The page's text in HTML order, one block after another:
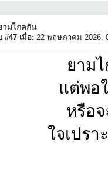
ามไกลกัน
#47 เมื่อ: 22 พฤษภาคม 2026,
ยาม
แต่พอ
หรือ
ใจเปรา